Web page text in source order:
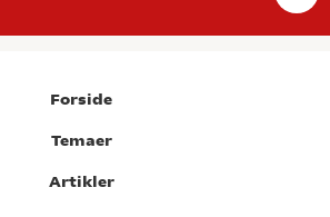
Forside
Temaer
Artikler